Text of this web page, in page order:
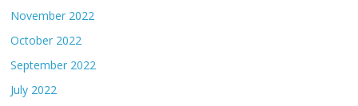
November 2022
October 2022
September 2022
July 2022